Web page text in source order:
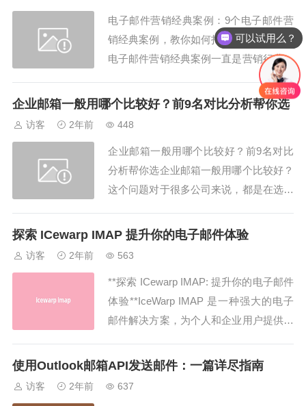
电子邮件营销经典案例：9个电子邮件营
销经典案例，教你如何打造高点击率邮件
电子邮件营销经典案例一直是营销行业中
一个备受关注的话题。在今天的文章中，
我们将深入探讨9个成功的电子邮件营销
电子邮件营销经典案例，你可以学到如何
通过优化邮件...
企业邮箱一般用哪个比较好？前9名对比分析帮你选
访客 2年前 448
企业邮箱一般用哪个比较好？前9名对比
分析帮你选企业邮箱一般用哪个比较好？
这个问题对于很多公司来说，都是在选择
初创公司或者正在扩展的中小型企业来
工作效率。那么，企业邮箱一般用哪个比
较好呢？今天，...
探索 ICewarp IMAP 提升你的电子邮件体验
访客 2年前 563
**探索 ICewarp IMAP: 提升你的电子邮件
体验**IceWarp IMAP 是一种强大的电子
邮件解决方案，为个人和企业用户提供了
独立创业者还是一个跨国公司的高级管理
使用Outlook邮箱API发送邮件：一篇详尽指南
访客 2年前 637
可以试用么？